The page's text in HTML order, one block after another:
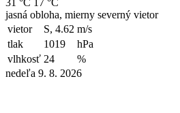
jasná obloha, mierny severný vietor
vietor
S, 4.62 m/s
tlak
1019
hPa
vlhkosť 24
%
nedeľa 9. 8. 2026